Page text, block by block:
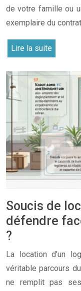
de votre famille ou
exemplaire du
Lire la suite
Soucis de
défendre
?
La location d’un
véritable parcours
ne remplit pas